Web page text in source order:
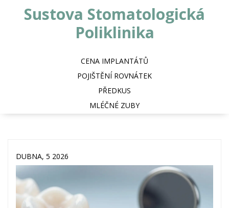
Sustova Stomatologická
Poliklinika
CENA IMPLANTÁTŮ
POJIŠTĚNÍ ROVNÁTEK
PŘEDKUS
MLÉČNÉ ZUBY
DUBNA, 5 2026